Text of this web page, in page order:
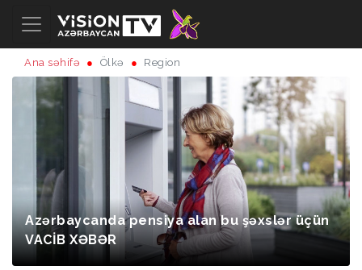
Ana səhifə Ölkə Region
Azərbaycanda pensiya alan bu şəxslər üçün
VACİB XƏBƏR